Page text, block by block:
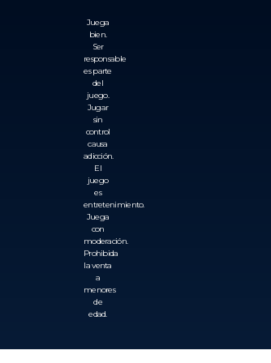
Juega
bien.
Ser
responsable
es parte
del
juego.
Jugar
sin
control
causa
adicción.
El
juego
es
entretenimiento.
Juega
con
moderación.
Prohibida
la venta
a
menores
de
edad.